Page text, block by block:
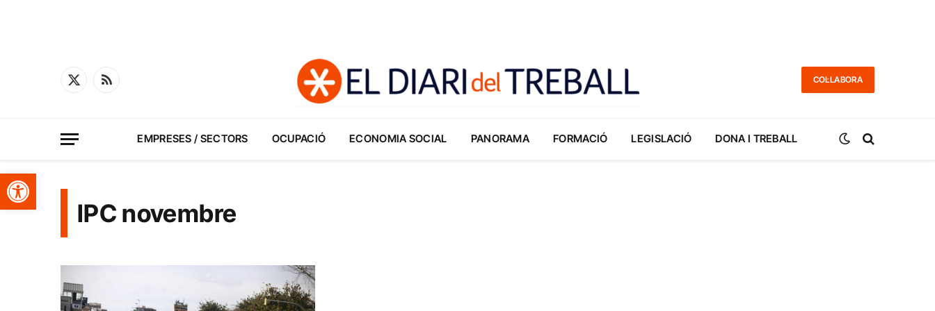
Obre la barra d'eines
X
RSS
COL·LABORA
EMPRESES / SECTORS OCUPACIÓ ECONOMIA SOCIAL PANORAMA FORMACIÓ LEGISLACIÓ DONA I TREBALL
IPC novembre